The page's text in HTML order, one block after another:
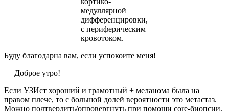
медуллярной
дифференцировки,
с периферическим
кровотоком.
Буду благодарна вам, если успокоите меня!
— Доброе утро!
Если УЗИст хороший и грамотный + меланома была на
правом плече, то с большой долей вероятности это метастаз.
Можно подтвердить/опровергнуть при помощи core-биопсии,